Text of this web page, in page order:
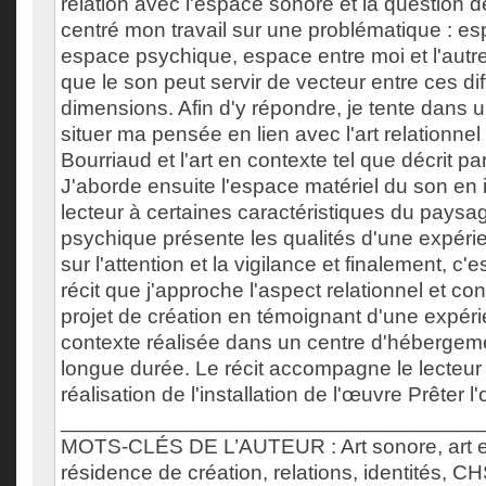
centré mon travail sur une problématique :
espace psychique, espace entre moi et
que le son peut servir de vecteur entre ces
dimensions. Afin d'y répondre, je tente dans
situer ma pensée en lien avec l'art
Bourriaud et l'art en contexte tel que décrit
J'aborde ensuite l'espace matériel du son en
lecteur à certaines caractéristiques du
psychique présente les qualités d'une
sur l'attention et la vigilance et finalement,
récit que j'approche l'aspect relationnel et
projet de création en témoignant d'une
contexte réalisée dans un centre
longue durée. Le récit accompagne le
réalisation de l'installation de l'œuvre Prêter
MOTS-CLÉS DE L’AUTEUR : Art sonore, art
résidence de création, relations, identités,